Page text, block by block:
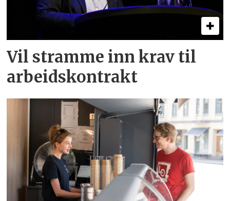
Vil stramme inn krav til
arbeids­kontrakt